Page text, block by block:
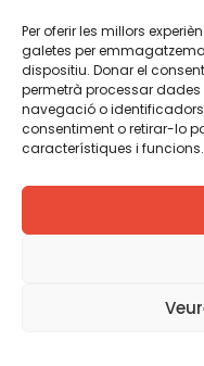
Per oferir les millors
galetes per
dispositiu. Donar el
permetrà processar
navegació o
consentiment o retirar-lo
característiques i funcions.
TWT YTB IG
Avís legalPolítica
Creiem que el
fem servir una
algun material
redistribuir, remesclar
comercial. Només us
l’autoria de la creació